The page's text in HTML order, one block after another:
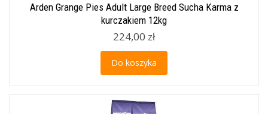
Arden Grange Pies Adult Large Breed Sucha Karma z
kurczakiem 12kg
224,00 zł
Do koszyka